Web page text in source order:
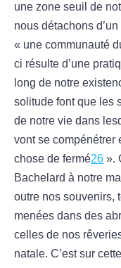
une zone seuil de
nous détachons
« une communauté
ci résulte d’une
long de notre
solitude font que les
de notre vie dans
vont se compénétrer
chose de fermé26 ».
Bachelard à notre
outre nos souvenirs,
menées dans des
celles de nos
natale. C’est sur